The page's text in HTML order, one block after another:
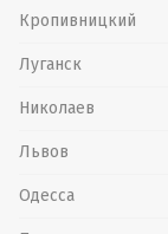
Кропивницкий
Луганск
Николаев
Львов
Одесса